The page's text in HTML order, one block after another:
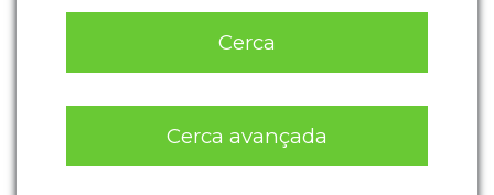
Cerca
Cerca avançada